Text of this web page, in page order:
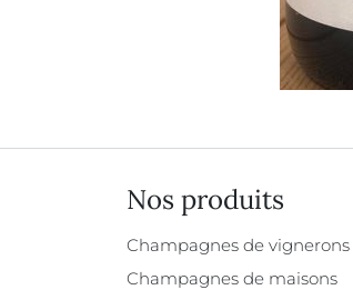
Nos produits
Champagnes de vignerons
Champagnes de maisons